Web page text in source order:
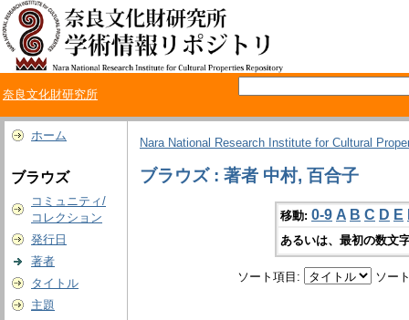
奈良文化財研究所
ホーム
ブラウズ
コミュニティ/
コレクション
発行日
著者
タイトル
主題
Nara National Research Institute for Cultural
ブラウズ : 著者 中村, 百合子
移動: 0-9 A B C D E
あるいは、最初の数文
ソート項目: ソー